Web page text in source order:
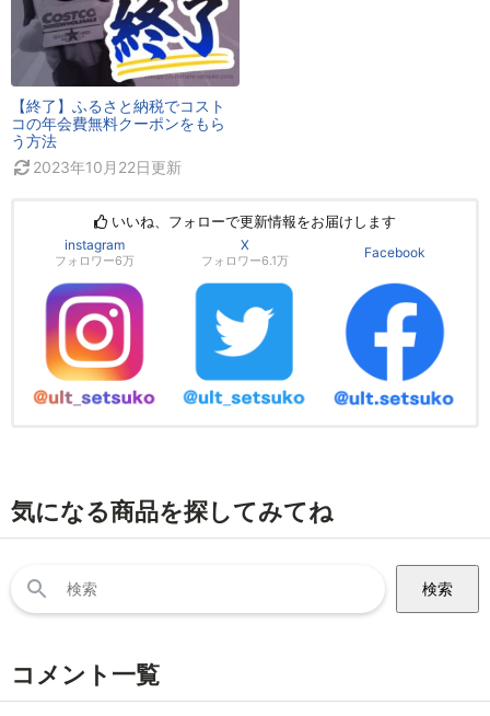
【終了】ふるさと納税でコスト
コの年会費無料クーポンをもら
う方法
2023年10月22日更新
いいね、フォローで更新情報をお届けします
instagram
フォロワー6万
X
フォロワー6.1万
Facebook
気になる商品を探してみてね
索:
コメント一覧